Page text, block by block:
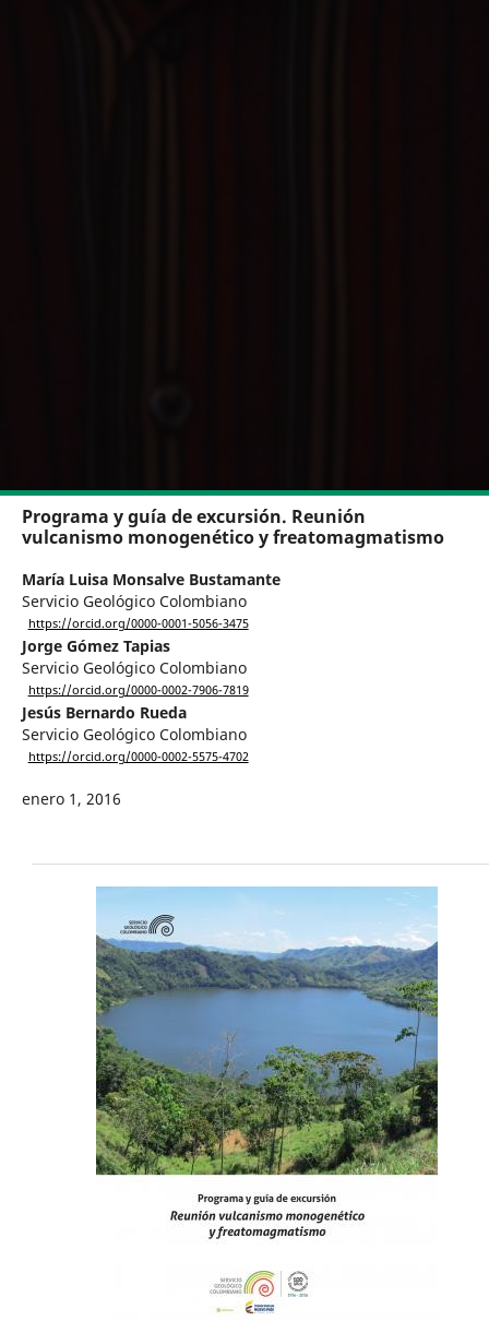
Programa y guía de excursión. Reunión
vulcanismo monogenético y freatomagmatismo
María Luisa Monsalve Bustamante
Servicio Geológico Colombiano
https://orcid.org/0000-0001-5056-3475
Jorge Gómez Tapias
Servicio Geológico Colombiano
https://orcid.org/0000-0002-7906-7819
Jesús Bernardo Rueda
Servicio Geológico Colombiano
https://orcid.org/0000-0002-5575-4702
enero 1, 2016